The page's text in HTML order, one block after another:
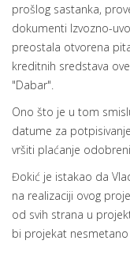
prošlog sastanka,
dokumenti Izvozno-
preostala otvorena
kreditnih sredstava
"Dabar".
Ono što je u tom
datume za
vršiti plaćanje
Đokić je istakao da
na realizaciji ovog
od svih strana u
bi projekat